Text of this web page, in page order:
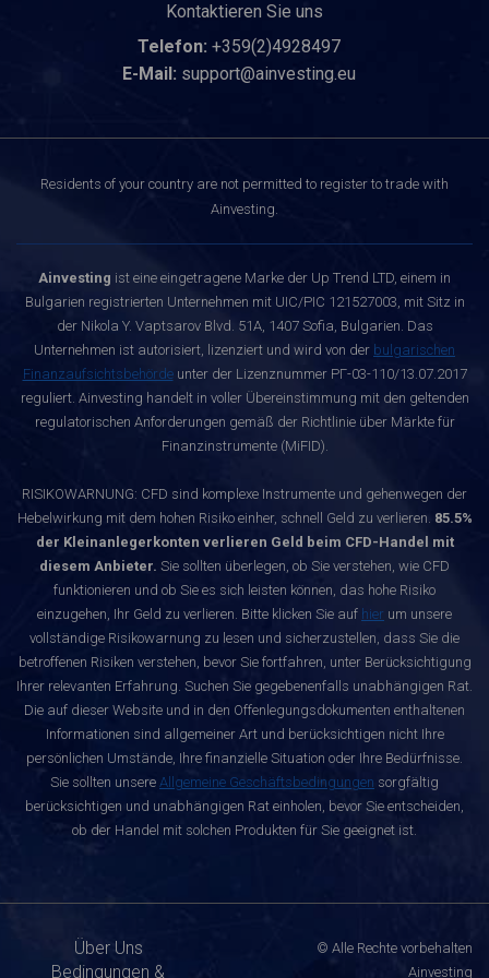
Kontaktieren Sie uns
Telefon: +359(2)4928497
E-Mail: support@ainvesting.eu
Residents of your country are not permitted to register to trade with
Ainvesting.
Ainvesting ist eine eingetragene Marke der Up Trend LTD, einem in
Bulgarien registrierten Unternehmen mit UIC/PIC 121527003, mit Sitz in
der Nikola Y. Vaptsarov Blvd. 51A, 1407 Sofia, Bulgarien. Das
Unternehmen ist autorisiert, lizenziert und wird von der bulgarischen
Finanzaufsichtsbehördeunter der Lizenznummer РГ-03-110/13.07.2017
reguliert. Ainvesting handelt in voller Übereinstimmung mit den geltenden
regulatorischen Anforderungen gemäß der Richtlinie über Märkte für
Finanzinstrumente (MiFID).
RISIKOWARNUNG: CFD sind komplexe Instrumente und gehenwegen der
Hebelwirkung mit dem hohen Risiko einher, schnell Geld zu verlieren. 85.5%
der Kleinanlegerkonten verlieren Geld beim CFD-Handel mit
diesem Anbieter. Sie sollten überlegen, ob Sie verstehen, wie CFD
funktionieren und ob Sie es sich leisten können, das hohe Risiko
einzugehen, Ihr Geld zu verlieren. Bitte klicken Sie auf hier um unsere
vollständige Risikowarnung zu lesen und sicherzustellen, dass Sie die
betroffenen Risiken verstehen, bevor Sie fortfahren, unter Berücksichtigung
Ihrer relevanten Erfahrung. Suchen Sie gegebenenfalls unabhängigen Rat.
Die auf dieser Website und in den Offenlegungsdokumenten enthaltenen
Informationen sind allgemeiner Art und berücksichtigen nicht Ihre
persönlichen Umstände, Ihre finanzielle Situation oder Ihre Bedürfnisse.
Sie sollten unsere Allgemeine Geschäftsbedingungen sorgfältig
berücksichtigen und unabhängigen Rat einholen, bevor Sie entscheiden,
ob der Handel mit solchen Produkten für Sie geeignet ist.
Über Uns
Bedingungen &
© Alle Rechte vorbehalten
Ainvesting